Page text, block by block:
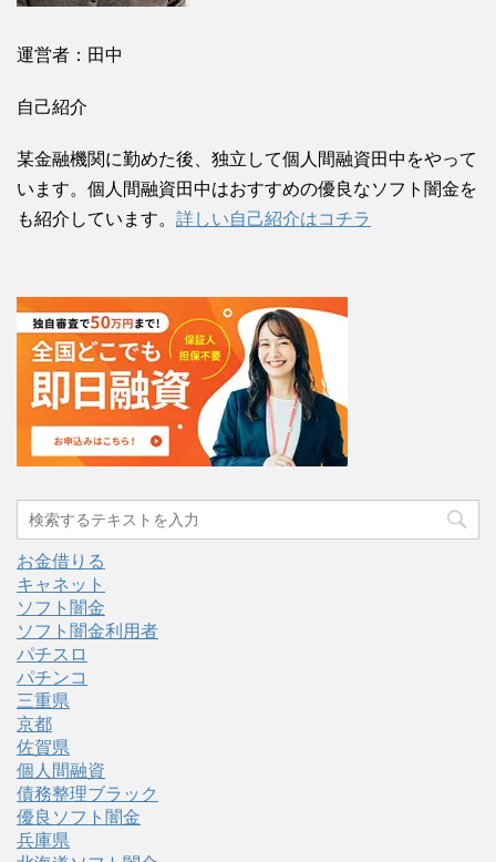
運営者：田中
自己紹介
某金融機関に勤めた後、独立して個人間融資田中をやって
います。個人間融資田中はおすすめの優良なソフト闇金を
も紹介しています。 詳しい自己紹介はコチラ
お金借りる
キャネット
ソフト闇金
ソフト闇金利用者
パチスロ
パチンコ
三重県
京都
佐賀県
個人間融資
債務整理ブラック
優良ソフト闇金
兵庫県